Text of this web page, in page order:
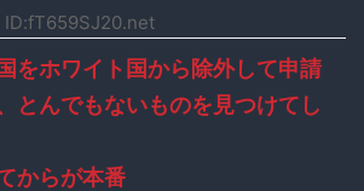
ID:fT659SJ20.net
をホワイト国から除外して申請
とんでもないものを見つけてし
からが本番